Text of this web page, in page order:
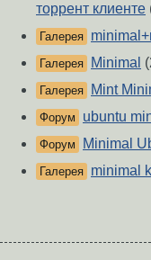
торрент клиенте
Галерея
Галерея Minimal
Галерея Mint
Форум ubuntu
Форум Minimal
Галерея minimal